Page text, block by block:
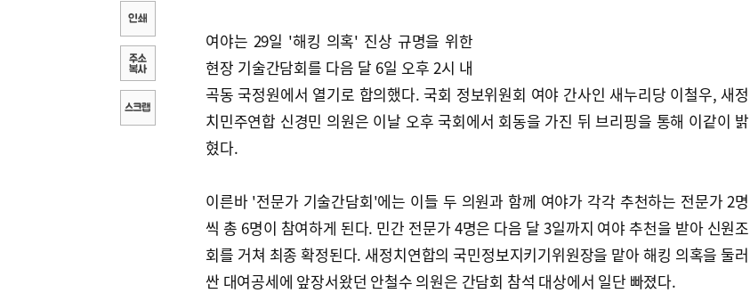
여야는 29일 '해킹 의혹' 진상 규명을 위한
현장 기술간담회를 다음 달 6일 오후 2시 내
곡동 국정원에서 열기로 합의했다. 국회 정보위원회 여야 간사인 새누리당 이철우, 새정
치민주연합 신경민 의원은 이날 오후 국회에서 회동을 가진 뒤 브리핑을 통해 이같이 밝
혔다.
이른바 '전문가 기술간담회'에는 이들 두 의원과 함께 여야가 각각 추천하는 전문가 2명
씩 총 6명이 참여하게 된다. 민간 전문가 4명은 다음 달 3일까지 여야 추천을 받아 신원조
회를 거쳐 최종 확정된다. 새정치연합의 국민정보지키기위원장을 맡아 해킹 의혹을 둘러
싼 대여공세에 앞장서왔던 안철수 의원은 간담회 참석 대상에서 일단 빠졌다.